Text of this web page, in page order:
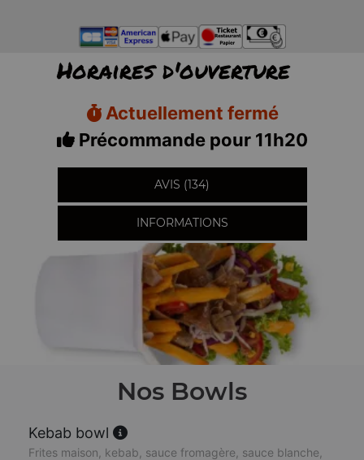
Horaires d'ouverture
Actuellement fermé
Précommande pour 11h20
AVIS (134)
INFORMATIONS
Nos Bowls
Kebab bowl
Frites maison, kebab, sauce fromagère, sauce blanche,